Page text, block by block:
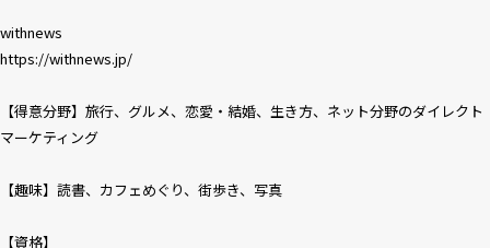
withnews
https://withnews.jp/
【得意分野】旅行、グルメ、恋愛・結婚、生き方、ネット分野のダイレクト
マーケティング
【趣味】読書、カフェめぐり、街歩き、写真
【資格】